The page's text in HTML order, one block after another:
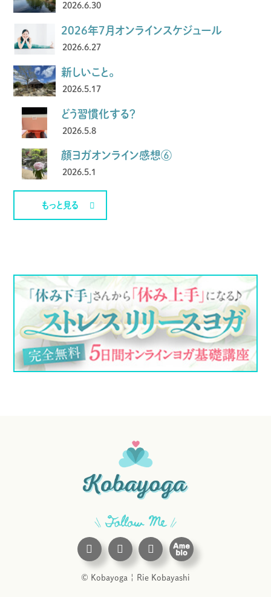
2026.6.30
2026年7月オンラインスケジュール
2026.6.27
新しいこと。
2026.5.17
どう習慣化する？
2026.5.8
顔ヨガオンライン感想⑥
2026.5.1
もっと見る
© Kobayoga | Rie Kobayashi